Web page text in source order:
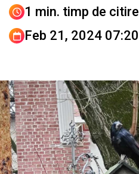
1 min. timp de citire
Feb 21, 2024 07:20